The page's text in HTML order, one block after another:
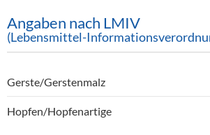
Angaben nach LMIV
(Lebensmittel-
Gerste/Gerstenmalz
Hopfen/Hopfenartige